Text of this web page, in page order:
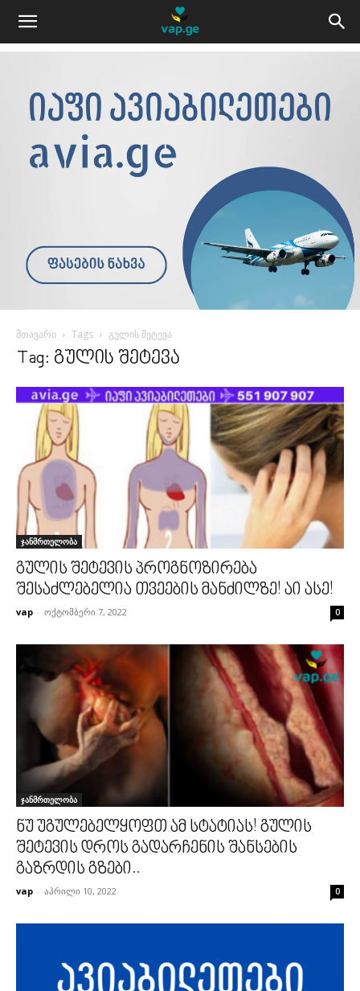
მთავარი Tags გულის შეტევა
Tag: გულის შეტევა
ჯანმრთელობა
გულის შეტევის პროგნოზირება
შესაძლებელია თვეების მანძილზე! აი ასე!
vap - ოქტომბერი 7, 2022 0
ჯანმრთელობა
ნუ უგულებელყოფთ ამ სტატიას! გულის
შეტევის დროს გადარჩენის შანსების
გაზრდის გზები..
vap - აპრილი 10, 2022 0